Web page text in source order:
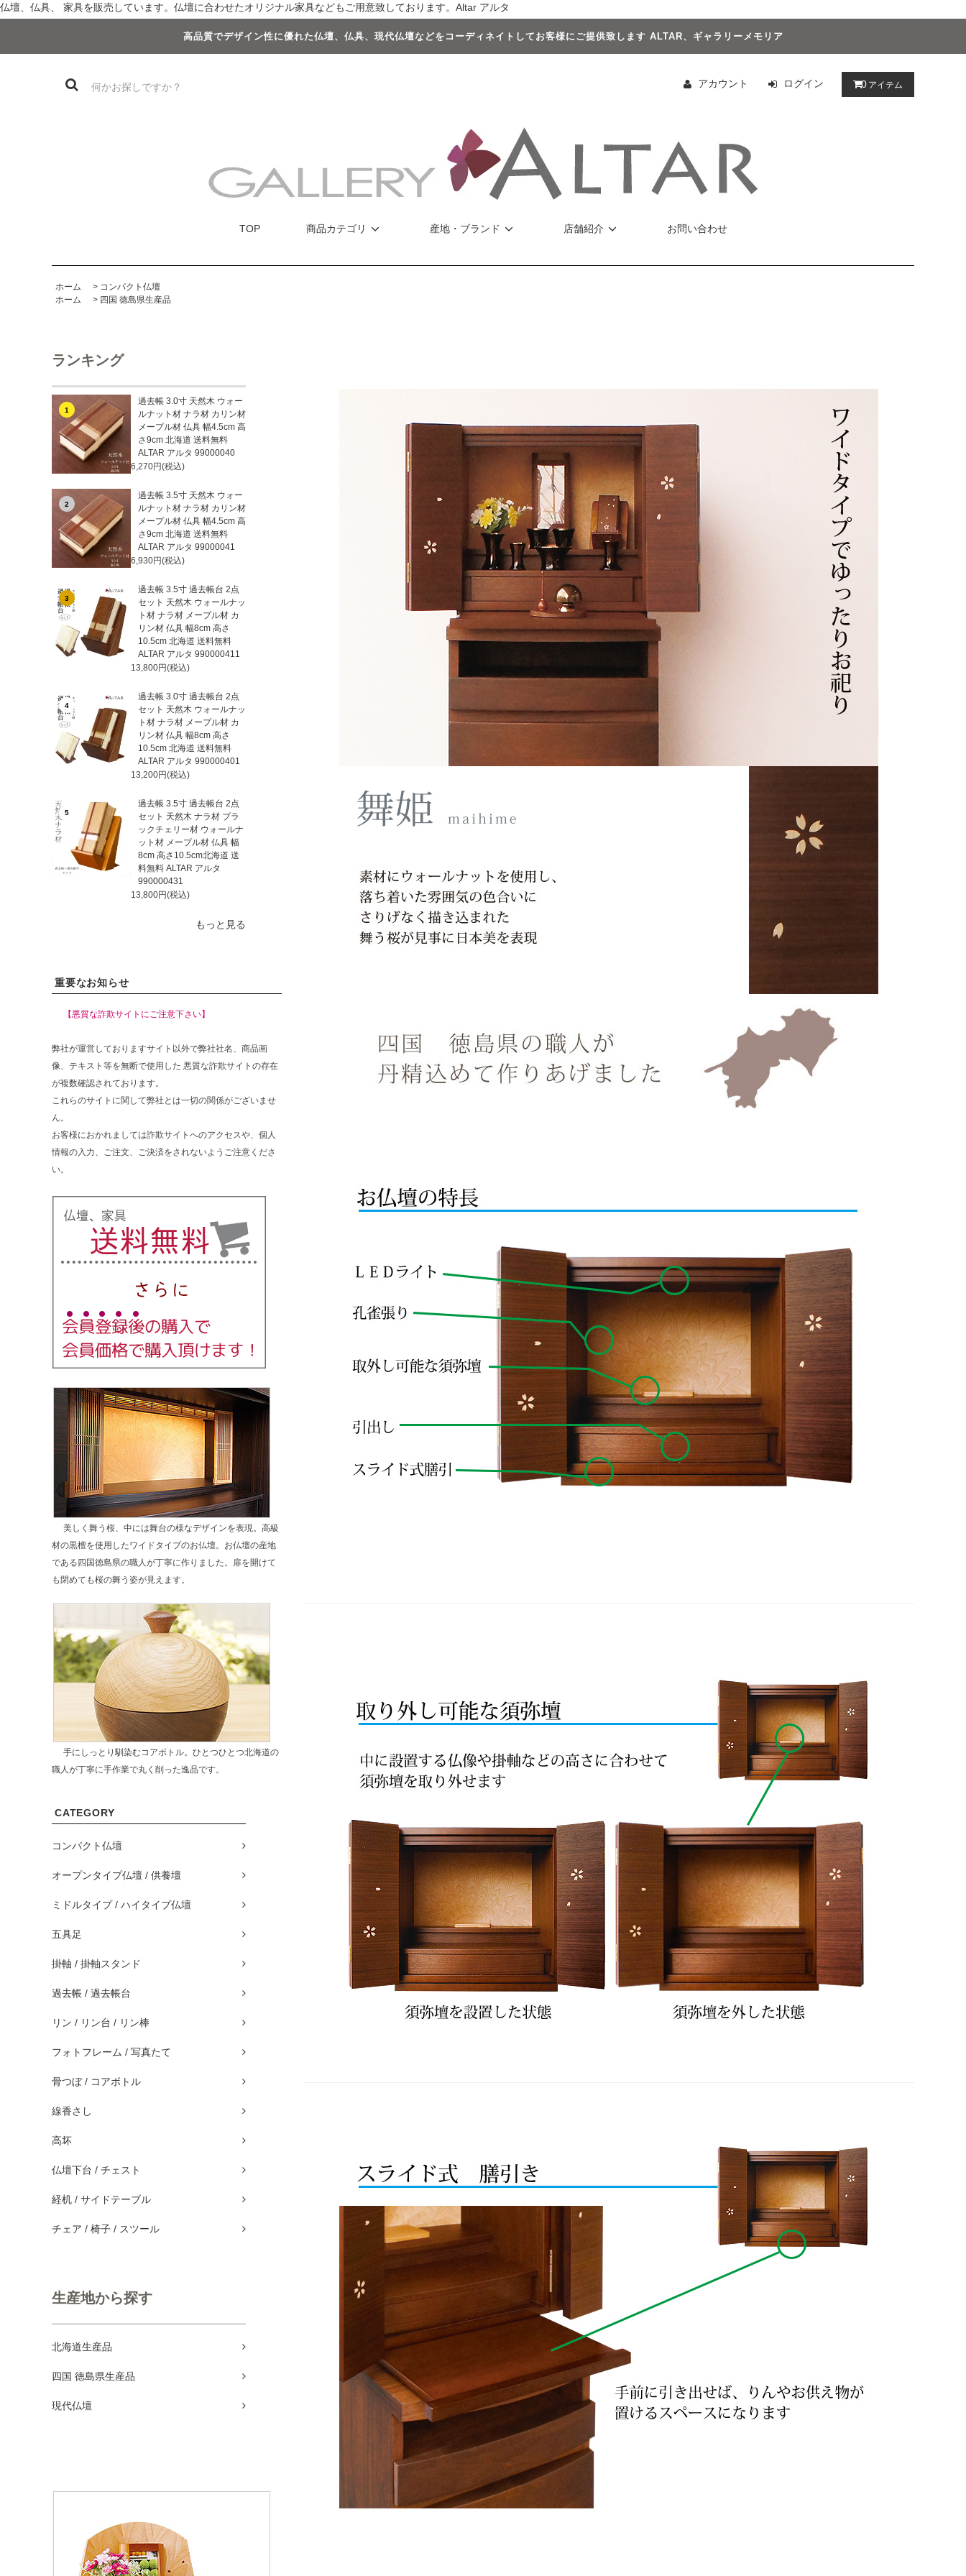
仏壇、仏具、 家具を販売しています。仏壇に合わせたオリジナル家具などもご用意致しております。Altar アルタ
高品質でデザイン性に優れた仏壇、仏具、現代仏壇などをコーディネイトしてお客様にご提供致します ALTAR、ギャラリーメモリア
アカウント ログイン 0 アイテム
TOP 商品カテゴリ 産地・ブランド 店舗紹介 お問い合わせ
ホーム > コンパクト仏壇
ホーム
> 四国 徳島県生産品
ランキング
1
過去帳 3.0寸 天然木 ウォー
ルナット材 ナラ材 カリン材
メープル材 仏具 幅4.5cm 高
さ9cm 北海道 送料無料
ALTAR アルタ 99000040
6,270円(税込)
2
過去帳 3.5寸 天然木 ウォー
ルナット材 ナラ材 カリン材
メープル材 仏具 幅4.5cm 高
さ9cm 北海道 送料無料
ALTAR アルタ 99000041
6,930円(税込)
3
過去帳 3.5寸 過去帳台 2点
セット 天然木 ウォールナッ
ト材 ナラ材 メープル材 カ
リン材 仏具 幅8cm 高さ
10.5cm 北海道 送料無料
ALTAR アルタ 990000411
13,800円(税込)
4
過去帳 3.0寸 過去帳台 2点
セット 天然木 ウォールナッ
ト材 ナラ材 メープル材 カ
リン材 仏具 幅8cm 高さ
10.5cm 北海道 送料無料
ALTAR アルタ 990000401
13,200円(税込)
5
過去帳 3.5寸 過去帳台 2点
セット 天然木 ナラ材 ブラ
ックチェリー材 ウォールナ
ット材 メープル材 仏具 幅
8cm 高さ10.5cm北海道 送
料無料 ALTAR アルタ
990000431
13,800円(税込)
もっと見る
重要なお知らせ
【悪質な詐欺サイトにご注意下さい】
弊社が運営しておりますサイト以外で弊社社名、商品画
像、テキスト等を無断で使用した 悪質な詐欺サイトの存在
が複数確認されております。
これらのサイトに関して弊社とは一切の関係がございませ
ん。
お客様におかれましては詐欺サイトへのアクセスや、個人
情報の入力、ご注文、ご決済をされないようご注意くださ
い。
美しく舞う桜、中には舞台の様なデザインを表現。高級
材の黒檀を使用したワイドタイプのお仏壇。お仏壇の産地
である四国徳島県の職人が丁寧に作りました。扉を開けて
も閉めても桜の舞う姿が見えます。
手にしっとり馴染むコアボトル。ひとつひとつ北海道の
職人が丁寧に手作業で丸く削った逸品です。
CATEGORY
コンパクト仏壇
オープンタイプ仏壇 / 供養壇
ミドルタイプ / ハイタイプ仏壇
五具足
掛軸 / 掛軸スタンド
過去帳 / 過去帳台
リン / リン台 / リン棒
フォトフレーム / 写真たて
骨つぼ / コアボトル
線香さし
高坏
仏壇下台 / チェスト
経机 / サイドテーブル
チェア / 椅子 / スツール
生産地から探す
北海道生産品
四国 徳島県生産品
現代仏壇